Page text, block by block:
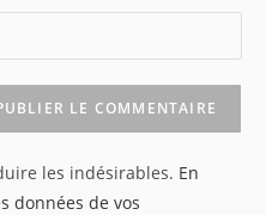
les indésirables. En
données de vos